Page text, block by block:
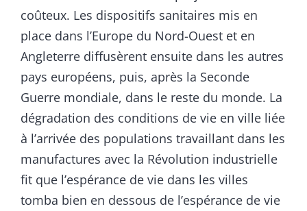
coûteux. Les dispositifs sanitaires mis en
place dans l’Europe du Nord-Ouest et en
Angleterre diffusèrent ensuite dans les autres
pays européens, puis, après la Seconde
Guerre mondiale, dans le reste du monde. La
dégradation des conditions de vie en ville liée
à l’arrivée des populations travaillant dans les
manufactures avec la Révolution industrielle
fit que l’espérance de vie dans les villes
tomba bien en dessous de l’espérance de vie